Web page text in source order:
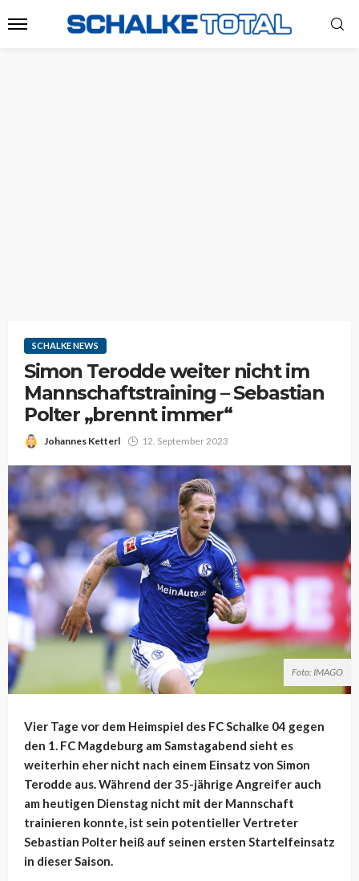
SCHALKE NEWS
Simon Terodde weiter nicht im
Mannschaftstraining – Sebastian
Polter „brennt immer“
Johannes Ketterl 12. September 2023
Foto: IMAGO
Vier Tage vor dem Heimspiel des FC Schalke 04 gegen
den 1. FC Magdeburg am Samstagabend sieht es
weiterhin eher nicht nach einem Einsatz von Simon
Terodde aus. Während der 35-jährige Angreifer auch
am heutigen Dienstag nicht mit der Mannschaft
trainieren konnte, ist sein potentieller Vertreter
Sebastian Polter heiß auf seinen ersten Startelfeinsatz
in dieser Saison.